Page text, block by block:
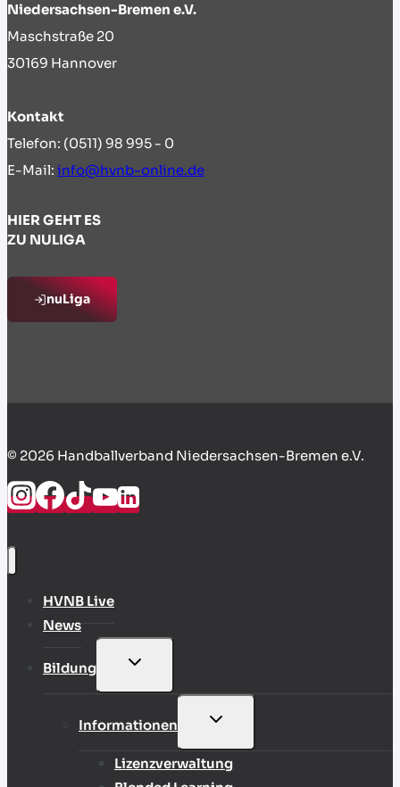
Niedersachsen-Bremen e.V.
Maschstraße 20
30169 Hannover
Kontakt
Telefon: (0511) 98 995 - 0
E-Mail: info@hvnb-online.de
HIER GEHT ES
ZU NULIGA
nuLiga
© 2026 Handballverband Niedersachsen-Bremen e.V.
HVNB Live
News
Bildung
UNTERMENÜ
Informationen
UNTERMENÜ
Lizenzverwaltung